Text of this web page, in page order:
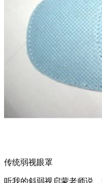
传统弱视眼罩
听我的斜弱视启蒙老师说